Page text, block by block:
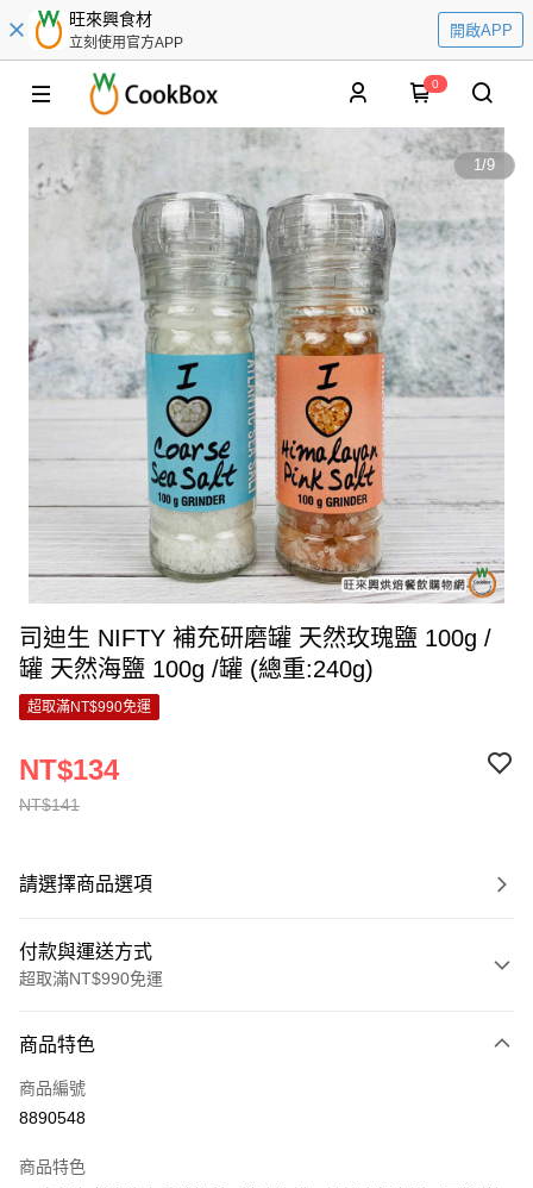
旺來興食材
立刻使用官方APP
開啟APP
0
1/9
司迪生 NIFTY 補充研磨罐 天然玫瑰鹽 100g /
罐 天然海鹽 100g /罐 (總重:240g)
超取滿NT$990免運
NT$141
NT$134
請選擇商品選項
付款與運送方式
超取滿NT$990免運
信用卡一次付款
超商取貨付款
商品特色
商品編號
8890548
商品特色